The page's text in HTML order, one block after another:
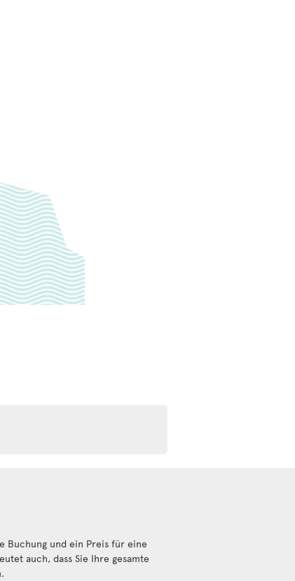
Buchung und ein Preis für eine
auch, dass Sie Ihre gesamte